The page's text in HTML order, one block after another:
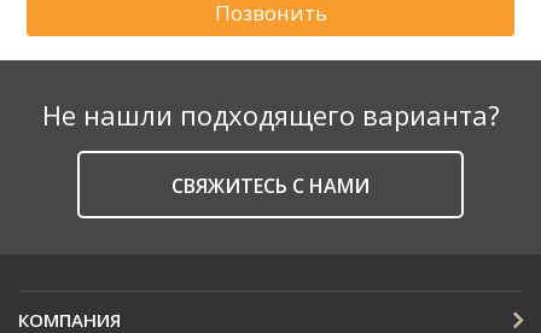
Позвонить
Не нашли подходящего варианта?
CВЯЖИТЕСЬ С НАМИ
КОМПАНИЯ